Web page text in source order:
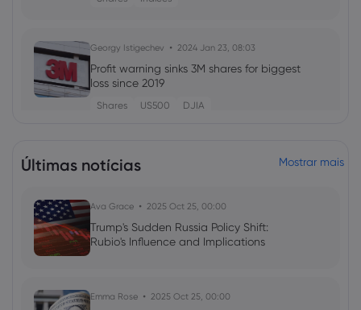
Georgy Istigechev 2024 Jan 23, 08:03
Profit warning sinks 3M shares for biggest
loss since 2019
Shares US500 DJIA
Yen forecast: 150 in sight for USDJPY as
USD JPY Forex
OpenAI valuation
Últimas notícias Mostrar mais
Ava Grace 2025 Oct 25, 00:00
Trump's Sudden Russia Policy Shift:
Rubio's Influence and Implications
Emma Rose 2025 Oct 25, 00:00